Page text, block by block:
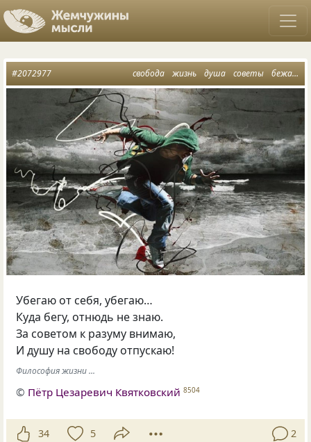
свобода жизнь душа советы бежать от себя
#2072977
Убегаю от себя, убегаю…
Куда бегу, отнюдь не знаю.
За советом к разуму внимаю,
И душу на свободу отпускаю!
Философия жизни ...
© Пётр Цезаревич Квятковский 8504
34 5 2